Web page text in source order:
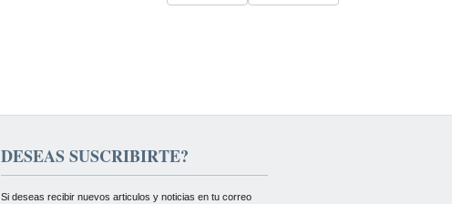
DESEAS SUSCRIBIRTE?
Si deseas recibir nuevos articulos y noticias en tu correo